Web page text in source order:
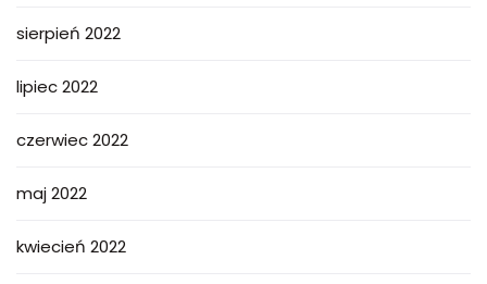
sierpień 2022
lipiec 2022
czerwiec 2022
maj 2022
kwiecień 2022